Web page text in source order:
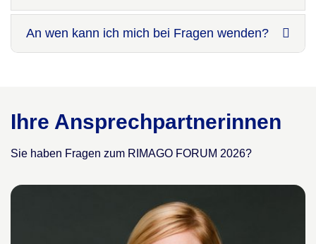
An wen kann ich mich bei Fragen wenden?
Ihre Ansprechpartnerinnen
Sie haben Fragen zum RIMAGO FORUM 2026?